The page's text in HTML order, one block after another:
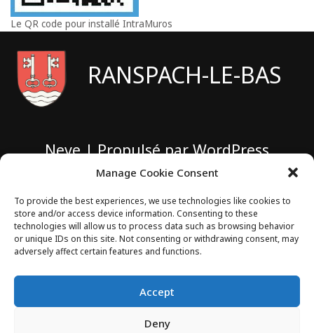
Manage Cookie Consent
To provide the best experiences, we use technologies like cookies to
store and/or access device information. Consenting to these
technologies will allow us to process data such as browsing behavior
or unique IDs on this site. Not consenting or withdrawing consent, may
adversely affect certain features and functions.
Accept
Deny
Le QR code pour installé IntraMuros
RANSPACH-LE-BAS
Neve| Propulsé parWordPress
1 rue de Sarbazan
68730 RANSPACH-LE-BAS
03 89 68 40 35